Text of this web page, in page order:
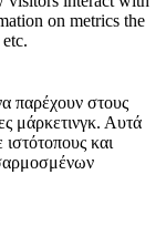
on metrics the
παρέχουν στους
μάρκετινγκ. Αυτά
και